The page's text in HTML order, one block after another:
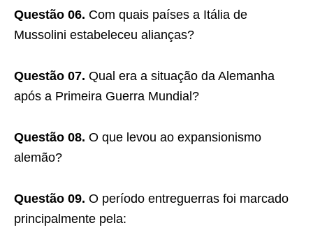
Questão 06. Com quais países a Itália de
Mussolini estabeleceu alianças?
Questão 07. Qual era a situação da Alemanha
após a Primeira Guerra Mundial?
Questão 08. O que levou ao expansionismo
alemão?
Questão 09. O período entreguerras foi marcado
principalmente pela: